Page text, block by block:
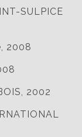
SULPICE
2008
2002